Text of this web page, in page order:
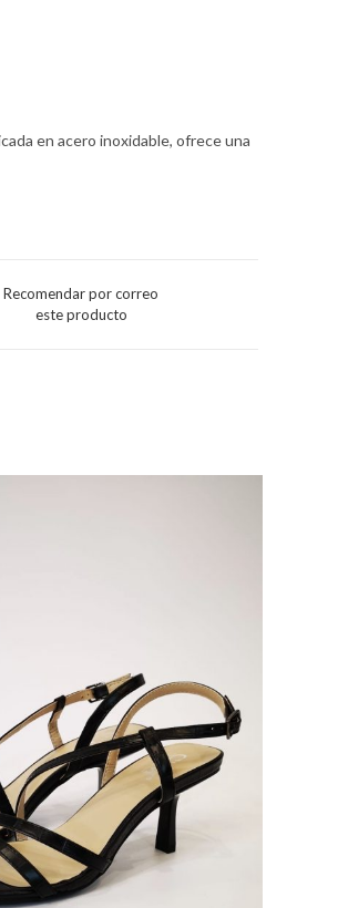
en acero inoxidable, ofrece una
Recomendar por correo
este producto